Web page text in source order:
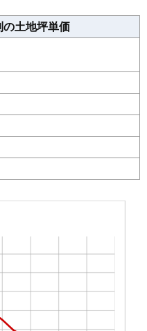
2,904万円
1,969万円
2,838万円
土地坪単価